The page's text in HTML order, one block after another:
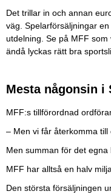
Det trillar in och annan
väg. Spelarförsäljningar
utdelning. Se på MFF
ändå lyckas rätt bra
Mesta någonsin i
MFF:s tillförordnad
– Men vi får återkomma
Men summan för det
MFF har alltså en halv
Den största försäljningen